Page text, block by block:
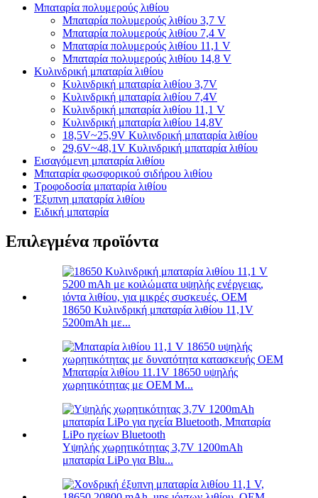
Μπαταρία πολυμερούς λιθίου
Μπαταρία πολυμερούς λιθίου 3,7 V
Μπαταρία πολυμερούς λιθίου 7,4 V
Μπαταρία πολυμερούς λιθίου 11,1 V
Μπαταρία πολυμερούς λιθίου 14,8 V
Κυλινδρική μπαταρία λιθίου
Κυλινδρική μπαταρία λιθίου 3,7V
Κυλινδρική μπαταρία λιθίου 7,4V
Κυλινδρική μπαταρία λιθίου 11,1 V
Κυλινδρική μπαταρία λιθίου 14,8V
18,5V~25,9V Κυλινδρική μπαταρία λιθίου
29,6V~48,1V Κυλινδρική μπαταρία λιθίου
Εισαγόμενη μπαταρία λιθίου
Μπαταρία φωσφορικού σιδήρου λιθίου
Τροφοδοσία μπαταρία λιθίου
Έξυπνη μπαταρία λιθίου
Ειδική μπαταρία
Επιλεγμένα προϊόντα
18650 Κυλινδρική μπαταρία λιθίου 11,1V
5200mAh με...
Μπαταρία λιθίου 11.1V 18650 υψηλής
χωρητικότητας με OEM M...
Υψηλής χωρητικότητας 3,7V 1200mAh
μπαταρία LiPo για Blu...